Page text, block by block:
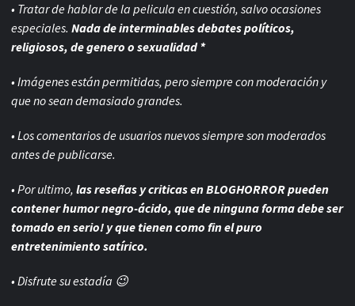
• Tratar de hablar de la pelicula en cuestión, salvo ocasiones
especiales. Nada de interminables debates políticos,
religiosos, de genero o sexualidad *
• Imágenes están permitidas, pero siempre conmoderación y
que no sean demasiado grandes.
• Los comentarios de usuarios nuevos siempre son moderados
antes de publicarse.
• Por ultimo, las reseñas y criticas en BLOGHORROR pueden
contener humor negro-ácido, que de ninguna forma debe ser
tomado en serio! y que tienen como fin el puro
entretenimiento satírico.
• Disfrute su estadía 😉